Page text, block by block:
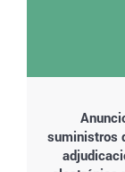
suministros